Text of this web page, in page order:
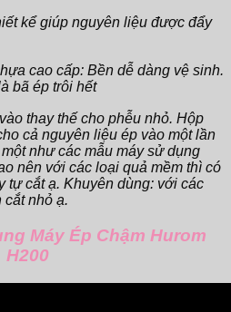
kể giúp nguyên liệu được đẩy
cao cấp: Bền dễ dàng vệ sinh.
bã ép trôi hết
thay thế cho phễu nhỏ. Hộp
cả nguyên liệu ép vào một lần
như các mẫu máy sử dụng
nên với các loại quả mềm thì có
tự cắt ạ. Khuyên dùng: với các
cắt nhỏ ạ.
Máy Ép Chậm Hurom
H200